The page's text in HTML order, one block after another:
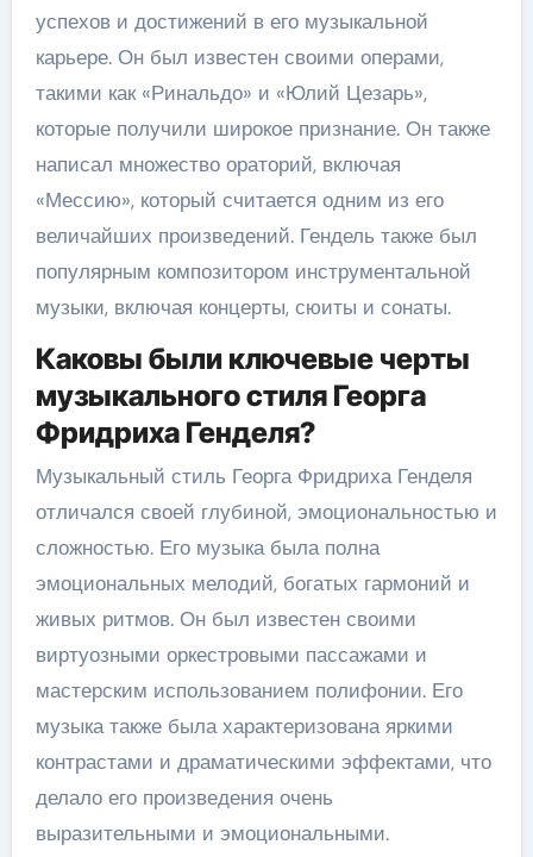
успехов и достижений в его музыкальной
карьере. Он был известен своими операми,
такими как «Ринальдо» и «Юлий Цезарь»,
которые получили широкое признание. Он также
написал множество ораторий, включая
«Мессию», который считается одним из его
величайших произведений. Гендель также был
популярным композитором инструментальной
музыки, включая концерты, сюиты и сонаты.
Каковы были ключевые черты
музыкального стиля Георга
Фридриха Генделя?
Музыкальный стиль Георга Фридриха Генделя
отличался своей глубиной, эмоциональностью и
сложностью. Его музыка была полна
эмоциональных мелодий, богатых гармоний и
живых ритмов. Он был известен своими
виртуозными оркестровыми пассажами и
мастерским использованием полифонии. Его
музыка также была характеризована яркими
контрастами и драматическими эффектами, что
делало его произведения очень
выразительными и эмоциональными.